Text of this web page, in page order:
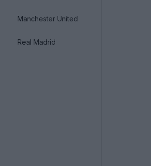
Manchester United
Real Madrid